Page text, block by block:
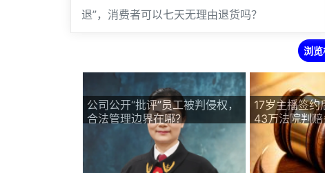
退”，消费者可以七天无理由退货吗？
浏
公司公开“批评”员工被判侵权，
合法管理边界在哪？
17岁主播签约
43万法院判赔